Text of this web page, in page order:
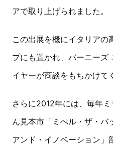
アで取り上げられました。
この出展を機にイタリアの
プにも置かれ、バーニーズ
イヤーが商談をもちかけて
さらに2012年には、毎年
ん見本市「ミぺル・ザ・バ
アンド・イノベーション」